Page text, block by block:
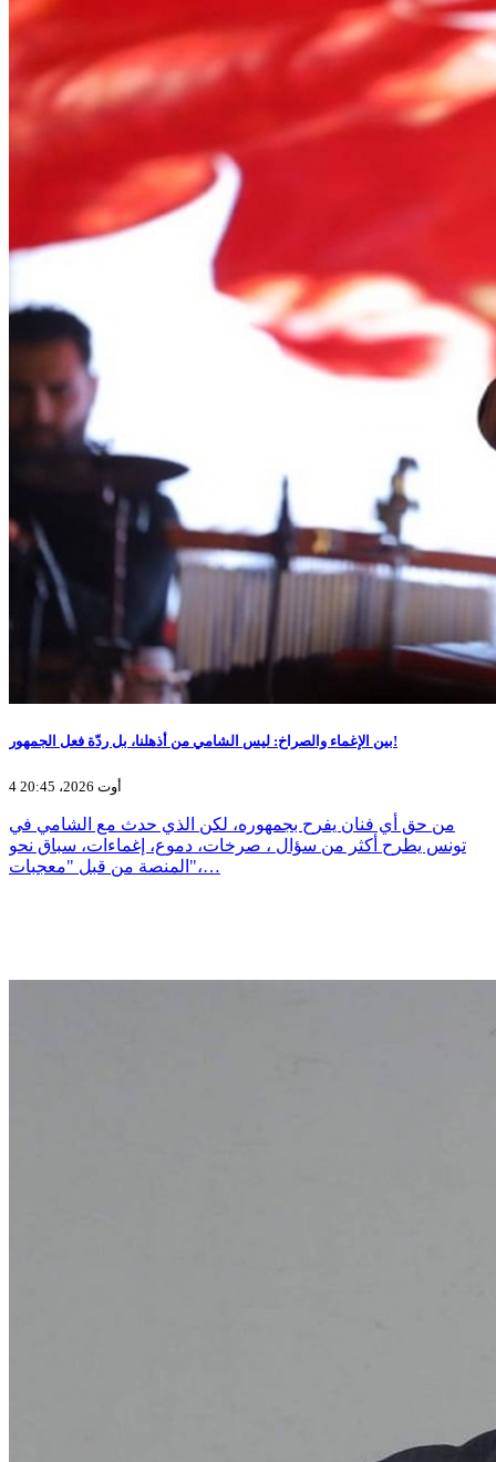
بين الإغماء والصراخ: ليس الشامي من أذهلنا، بل ردّة فعل الجمهور!
4 أوت 2026، 20:45
من حق أي فنان يفرح بجمهوره، لكن الذي حدث مع الشامي في
تونس يطرح أكثر من سؤال ، صرخات، دموع، إغماءات، سباق نحو
المنصة من قبل "معجبات"،…